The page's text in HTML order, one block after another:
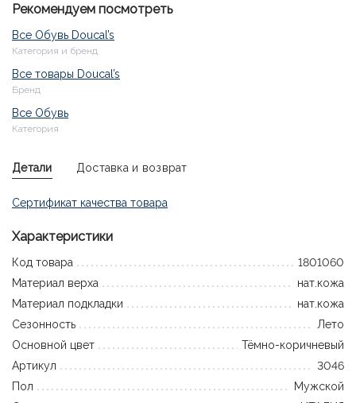
Рекомендуем посмотреть
Все Обувь Doucal’s
Категория и бренд
Все товары Doucal’s
Бренд
Все Обувь
Категория
Детали Доставка и возврат
Сертификат качества товара
Характеристики
Код товара
1801060
Материал верха
нат.кожа
Материал подкладки
нат.кожа
Сезонность
Лето
Основной цвет
Тёмно-коричневый
Артикул
3046
Пол
Мужской